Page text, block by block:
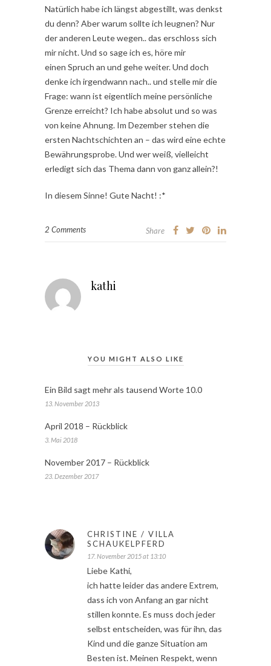
Natürlich habe ich längst abgestillt, was denkst
du denn? Aber warum sollte ich leugnen? Nur
der anderen Leute wegen.. das erschloss sich
mir nicht. Und so sage ich es, höre mir
einen Spruch an und gehe weiter. Und doch
denke ich irgendwann nach.. und stelle mir die
Frage: wann ist eigentlich meine persönliche
Grenze erreicht? Ich habe absolut und so was
von keine Ahnung. Im Dezember stehen die
ersten Nachtschichten an – das wird eine echte
Bewährungsprobe. Und wer weiß, vielleicht
erledigt sich das Thema dann von ganz allein?!
In diesem Sinne! Gute Nacht! :*
2 Comments Share
kathi
YOU MIGHT ALSO LIKE
Ein Bild sagt mehr als tausend Worte 10.0
13. November 2013
April 2018 – Rückblick
3. Mai 2018
November 2017 – Rückblick
23. Dezember 2017
CHRISTINE / VILLA
SCHAUKELPFERD
17. November 2015 at 13:10
Liebe Kathi,
ich hatte leider das andere Extrem,
dass ich von Anfang an gar nicht
stillen konnte. Es muss doch jeder
selbst entscheiden, was für ihn, das
Kind und die ganze Situation am
Besten ist. Meinen Respekt, wenn